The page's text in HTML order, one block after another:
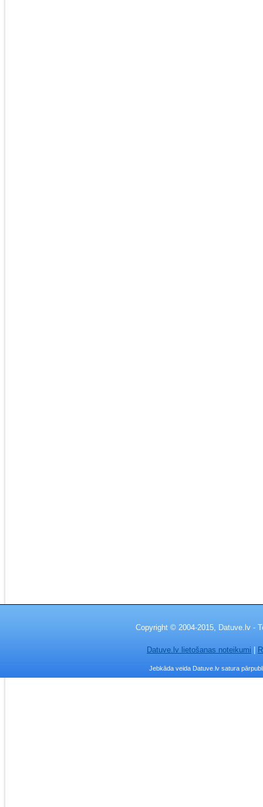
Copyright © 2004-2015, Datuve.lv -
Datuve.lv lietošanas noteikumi
Jebkāda veida Datuve.lv satura